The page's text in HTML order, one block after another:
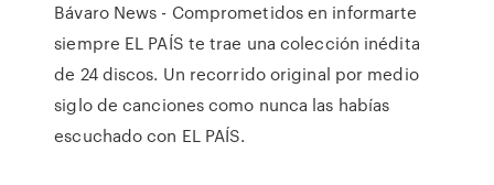
Bávaro News - Comprometidos en informarte
siempre EL PAÍS te trae una colección inédita
de 24 discos. Un recorrido original por medio
siglo de canciones como nunca las habías
escuchado con EL PAÍS.